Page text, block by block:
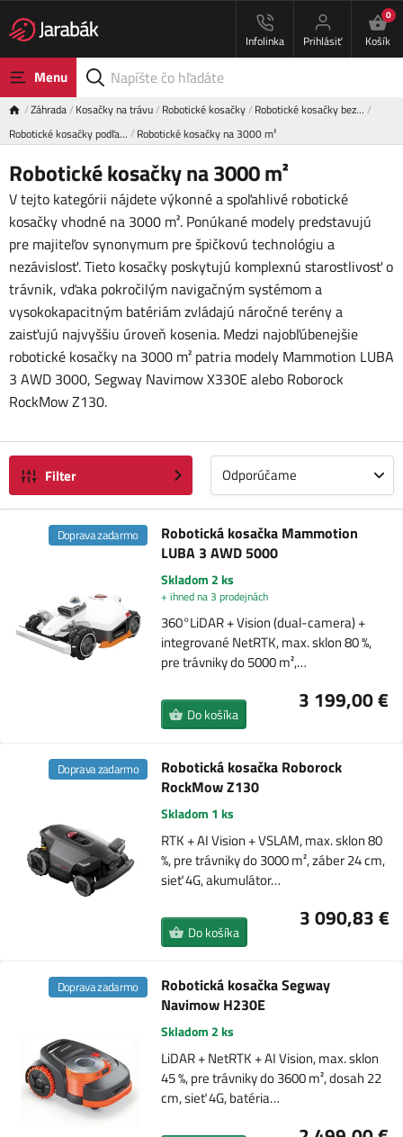
Infolinka Prihlásiť
0
Košík
Menu
Záhrada Kosačky na trávu Robotické kosačky Robotické kosačky bez…
Robotické kosačky podľa…
Robotické kosačky na 3000 m²
Robotické kosačky na 3000 m²
V tejto kategórii nájdete výkonné a spoľahlivé robotické
kosačky vhodné na 3000 m². Ponúkané modely predstavujú
pre majiteľov synonymum pre špičkovú technológiu a
nezávislosť. Tieto kosačky poskytujú komplexnú starostlivosť o
trávnik, vďaka pokročilým navigačným systémom a
vysokokapacitným batériám zvládajú náročné terény a
zaisťujú najvyššiu úroveň kosenia. Medzi najobľúbenejšie
robotické kosačky na 3000 m² patria modely Mammotion LUBA
3 AWD 3000, Segway Navimow X330E alebo Roborock
RockMow Z130.
Filter Odporúčame
Robotická kosačka Mammotion
LUBA 3 AWD 5000
Doprava zadarmo
Skladom 2 ks
+ ihned na 3 prodejnách
360°LiDAR + Vision (dual-camera) +
integrované NetRTK, max. sklon 80 %,
pre trávniky do 5000 m²,…
3 199,00 €
Do košíka
Robotická kosačka Roborock
RockMow Z130
Doprava zadarmo
Skladom 1 ks
RTK + AI Vision + VSLAM, max. sklon 80
%, pre trávniky do 3000 m², záber 24 cm,
sieť 4G, akumulátor…
3 090,83 €
Do košíka
Robotická kosačka Segway
Navimow H230E
Doprava zadarmo
Skladom 2 ks
LiDAR + NetRTK + AI Vision, max. sklon
45 %, pre trávniky do 3600 m², dosah 22
cm, sieť 4G, batéria…